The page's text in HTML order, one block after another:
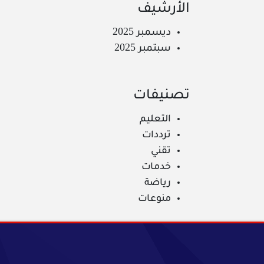
الأرشيف
ديسمبر 2025
سبتمبر 2025
تصنيفات
التعليم
ترددات
تقني
خدمات
رياضة
منوعات